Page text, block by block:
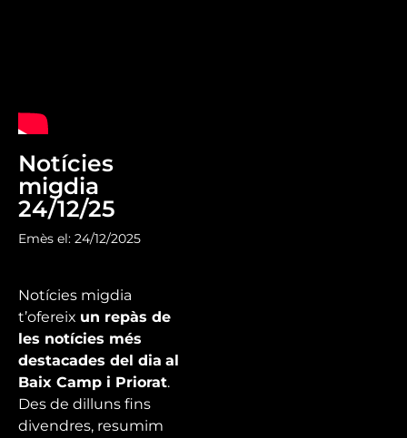
Notícies
migdia
24/12/25
Emès el: 24/12/2025
Notícies migdia
t’ofereix un repàs de
les notícies més
destacades del dia al
Baix Camp i Priorat.
Des de dilluns fins
divendres, resumim